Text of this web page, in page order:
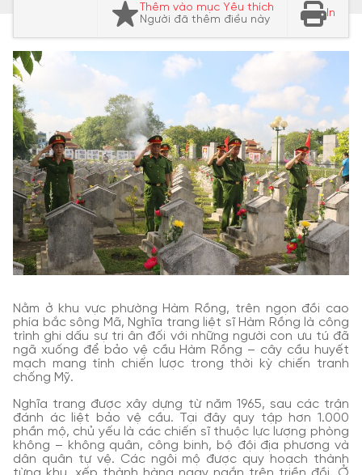
Thêm vào mục Yêu thích
Người đã thêm điều này
In
Nằm ở khu vực phường Hàm Rồng, trên ngọn đồi cao
phía bắc sông Mã, Nghĩa trang liệt sĩ Hàm Rồng là công
trình ghi dấu sự tri ân đối với những người con ưu tú đã
ngã xuống để bảo vệ cầu Hàm Rồng – cây cầu huyết
mạch mang tính chiến lược trong thời kỳ chiến tranh
chống Mỹ.
Nghĩa trang được xây dựng từ năm 1965, sau các trận
đánh ác liệt bảo vệ cầu. Tại đây quy tập hơn 1.000
phần mộ, chủ yếu là các chiến sĩ thuộc lực lượng phòng
không – không quân, công binh, bộ đội địa phương và
dân quân tự vệ. Các ngôi mộ được quy hoạch thành